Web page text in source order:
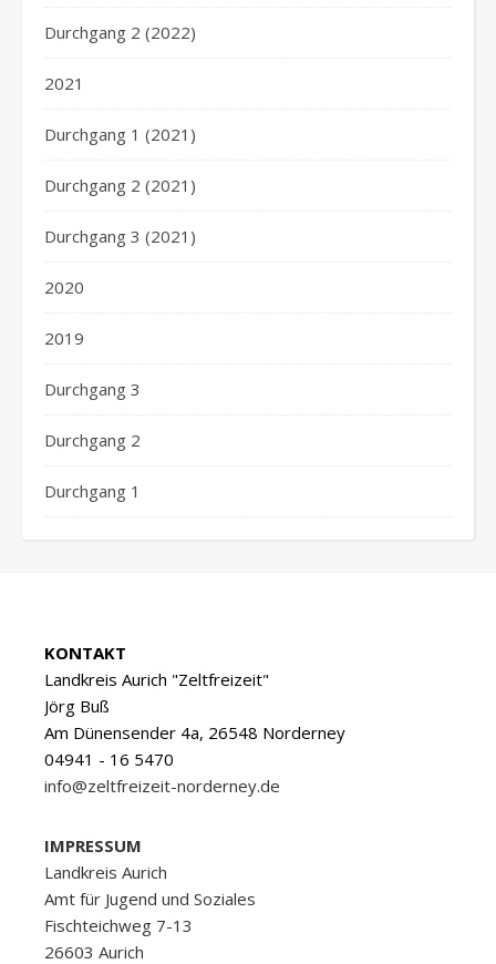
Durchgang 2 (2022)
2021
Durchgang 1 (2021)
Durchgang 2 (2021)
Durchgang 3 (2021)
2020
2019
Durchgang 3
Durchgang 2
Durchgang 1
KONTAKT
Landkreis Aurich "Zeltfreizeit"
Jörg Buß
Am Dünensender 4a, 26548 Norderney
04941 - 16 5470
info@zeltfreizeit-norderney.de
IMPRESSUM
Landkreis Aurich
Amt für Jugend und Soziales
Fischteichweg 7-13
26603 Aurich